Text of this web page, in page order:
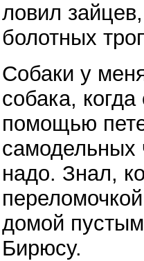
ловил
болотных
Собаки у
собака,
помощью
самодельных
надо. Знал,
домой
Бирюсу.